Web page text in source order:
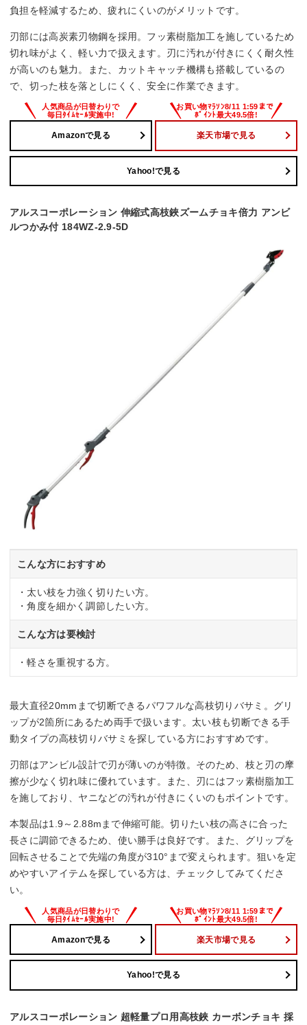
負担を軽減するため、疲れにくいのがメリットです。
刃部には高炭素刃物鋼を採用。フッ素樹脂加工を施しているため
切れ味がよく、軽い力で扱えます。刃に汚れが付きにくく耐久性
が高いのも魅力。また、カットキャッチ機構も搭載しているの
で、切った枝を落としにくく、安全に作業できます。
Amazonで見る 楽天市場で見る
Yahoo!で見る
アルスコーポレーション 伸縮式高枝鋏ズームチョキ倍力 アンビ
ルつかみ付 184WZ-2.9-5D
こんな方におすすめ
・太い枝を力強く切りたい方。
・角度を細かく調節したい方。
こんな方は要検討
・軽さを重視する方。
最大直径20mmまで切断できるパワフルな高枝切りバサミ。グリ
ップが2箇所にあるため両手で扱います。太い枝も切断できる手
動タイプの高枝切りバサミを探している方におすすめです。
刃部はアンビル設計で刃が薄いのが特徴。そのため、枝と刃の摩
擦が少なく切れ味に優れています。また、刃にはフッ素樹脂加工
を施しており、ヤニなどの汚れが付きにくいのもポイントです。
本製品は1.9～2.88mまで伸縮可能。切りたい枝の高さに合った
長さに調節できるため、使い勝手は良好です。また、グリップを
回転させることで先端の角度が310°まで変えられます。狙いを定
めやすいアイテムを探している方は、チェックしてみてくださ
い。
Amazonで見る 楽天市場で見る
Yahoo!で見る
アルスコーポレーション 超軽量プロ用高枝鋏 カーボンチョキ 採